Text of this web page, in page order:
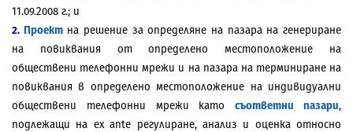
11.09.2008 г.; и
2. Проектна решение за определяне на пазара на генериране
на повиквания от определено местоположение на
обществени телефонни мрежи и на пазара на терминиране на
повиквания в определено местоположение на индивидуални
обществени телефонни мрежи катосъответни пазари,
подлежащи на ex ante регулиране, анализ и оценка относно